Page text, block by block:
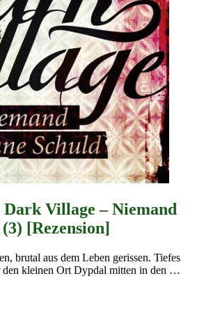
Village – Niemand
[Rezension]
brutal aus dem Leben gerissen. Tiefes
kleinen Ort Dypdal mitten in den …